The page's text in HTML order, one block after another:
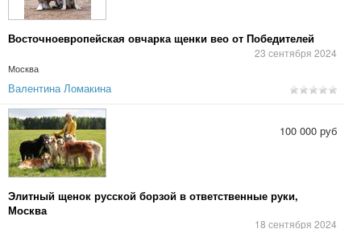
Восточноевропейская овчарка щенки вео от Победителей
23 сентября 2024
Москва
Валентина Ломакина
Элитный щенок русской борзой в ответственные руки,
Москва
18 сентября 2024
100 000 руб